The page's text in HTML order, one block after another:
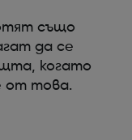
също
да се
когато
от това.